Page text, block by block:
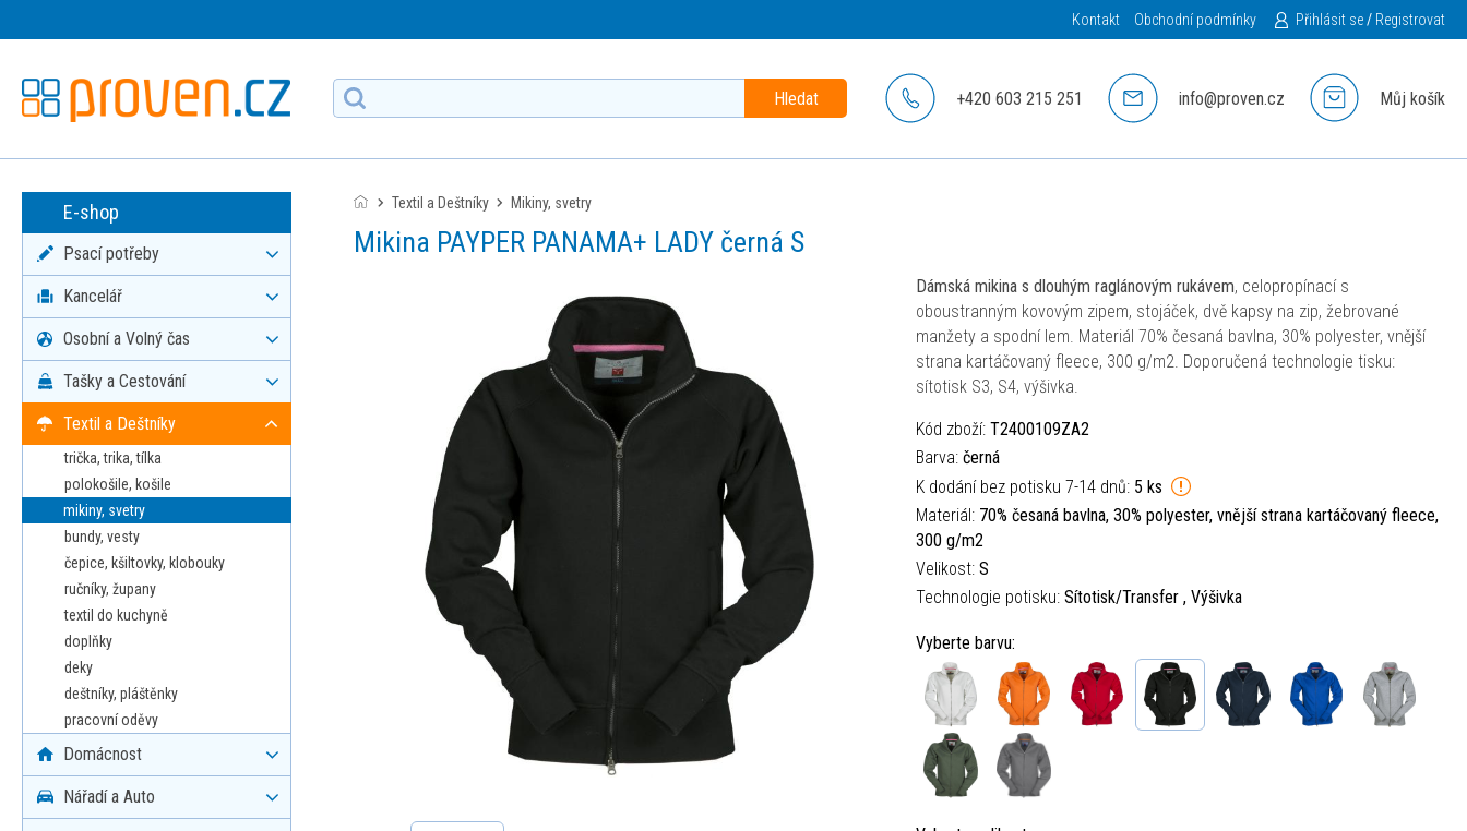
Kontakt Obchodní podmínky Přihlásit se/ Registrovat
Hledat +420 603 215 251 info@proven.cz Můj košík
E-shop
Psací potřeby
Kancelář
Osobní a Volný čas
Tašky a Cestování
Textil a Deštníky
trička, trika, tílka
polokošile, košile
mikiny, svetry
bundy, vesty
čepice, kšiltovky, klobouky
ručníky, župany
textil do kuchyně
doplňky
deky
deštníky, pláštěnky
pracovní oděvy
Domácnost
Nářadí a Auto
Textil a Deštníky mikiny, svetry
Mikina PAYPER PANAMA+ LADY černá S
Dámská mikina s dlouhým raglánovým rukávem, celopropínací s
oboustranným kovovým zipem, stojáček, dvě kapsy na zip, žebrované
manžety a spodní lem. Materiál 70% česaná bavlna, 30% polyester, vnější
strana kartáčovaný fleece, 300 g/m2. Doporučená technologie tisku:
sítotisk S3, S4, výšivka.
Kód zboží: T2400109ZA2
Barva: černá
K dodání bez potisku 7-14 dnů: 5 ks
Materiál: 70% česaná bavlna, 30% polyester, vnější strana kartáčovaný fleece,
300 g/m2
Velikost: S
Technologie potisku: Sítotisk/Transfer , Výšivka
Vyberte barvu: